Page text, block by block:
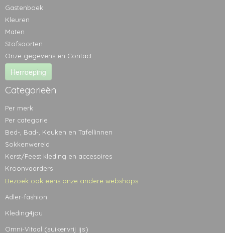
Gastenboek
Kleuren
Maten
Stofsoorten
Onze gegevens en Contact
Herroeping
Categorieën
Per merk
Per categorie
Bed-, Bad-, Keuken en Tafellinnen
Sokkenwereld
Kerst/Feest kleding en accesoires
Kroonvaarders
Bezoek ook eens onze andere webshops:
Adler-fashion
Kleding4jou
Omni-Vitaal (suikervrij ijs)